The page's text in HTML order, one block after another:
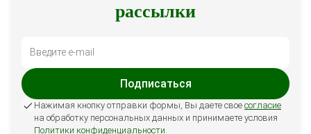
рассылки
Подписаться
Нажимая кнопку отправки формы, Вы даете свое согласие
на обработку персональных данных и принимаете условия
Политики конфиденциальности.